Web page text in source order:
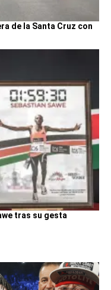
de la Santa Cruz con
tras su gesta